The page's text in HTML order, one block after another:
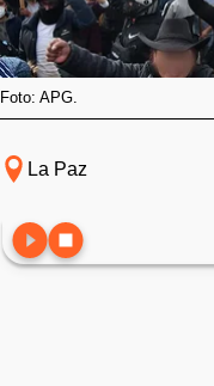
Foto: APG.
La Paz